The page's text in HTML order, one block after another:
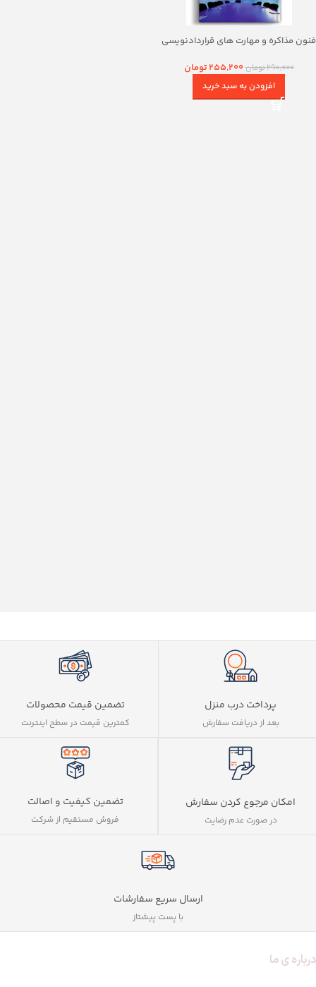
فنون مذاکره و مهارت های قراردادنویسی
290,000تومان255,200تومان
افزودن به سبد خرید
پرداخت درب منزل
بعد از دریافت سفارش
تضمین قیمت محصولات
کمترین قیمت در سطح اینترنت
امکان مرجوع کردن سفارش
در صورت عدم رضایت
تضمین کیفیت و اصالت
فروش مستقیم از شرکت
ارسال سریع سفارشات
با پست پیشتاز
درباره ی ما